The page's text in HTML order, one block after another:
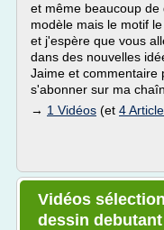
et même beaucoup
modèle mais le motif
et j'espère que vous
dans des nouvelles
Jaime et commentaire
s'abonner sur ma
→ 1 Vidéos (et 4
Vidéos
dessin